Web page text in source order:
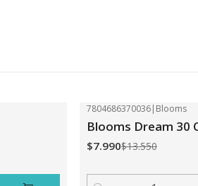
7804686370036| Blooms
Blooms Dream 30
$7.990$13.550